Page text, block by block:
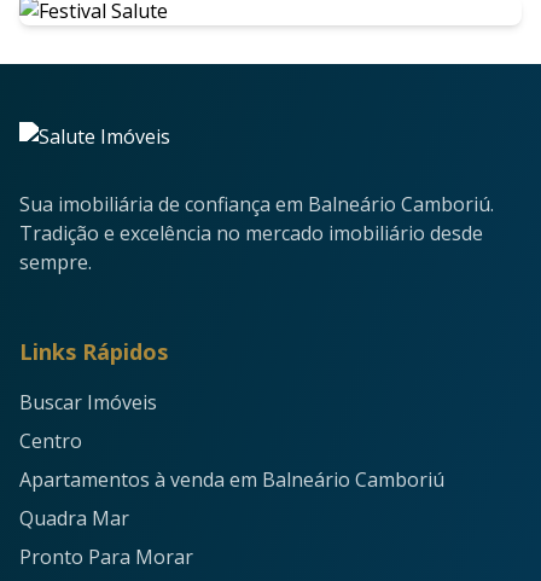
Sua imobiliária de confiança em Balneário Camboriú.
Tradição e excelência no mercado imobiliário desde
sempre.
Links Rápidos
Buscar Imóveis
Centro
Apartamentos à venda em Balneário Camboriú
Quadra Mar
Pronto Para Morar